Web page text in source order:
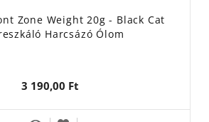
Zone Weight 20g - Black Cat
Harcsázó Ólom
3 190,00 Ft